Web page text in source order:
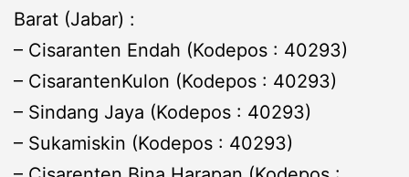
Barat (Jabar) :
– Cisaranten Endah (Kodepos : 40293)
– CisarantenKulon (Kodepos : 40293)
– Sindang Jaya (Kodepos : 40293)
– Sukamiskin (Kodepos : 40293)